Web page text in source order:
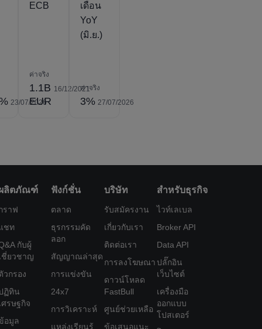
23/07/2026
ECB
ค่าจริง
1.1B
EUR
16/12/2021
เดือน
YoY
(มิ.ย.)
ค่าจริง
3% 27/07/2026
ลิตภัณฑ์
ราฟ
ชท
กับผู้
ชี่ยวชาญ
วกรอง
ฏิทิน
ศรษฐกิจ
อมูล
ฟังก์ชั่น
ตลาด
ธุรกรรมคัด
ลอก
สัญญาณล่าสุด
การแข่งขัน
24x7
การวิเคราะห์
แหล่งเรียนรู้
บริษัท
รับสมัครงาน
เกี่ยวกับเรา
ติดต่อเรา
การลงโฆษณา
ดาวน์โหลด
FastBull
ศูนย์ช่วยเหลือ
ข้อเสนอแนะ
สำหรับธุรกิจ
ไวท์เลเบล
Broker API
Data API
ปลั๊กอิน
เว็บไซต์
เครื่องมือ
ออกแบบ
โปสเตอร์